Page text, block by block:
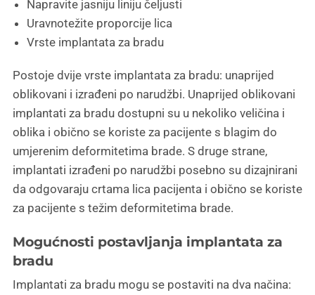
Napravite jasniju liniju čeljusti
Uravnotežite proporcije lica
Vrste implantata za bradu
Postoje dvije vrste implantata za bradu: unaprijed
oblikovani i izrađeni po narudžbi. Unaprijed oblikovani
implantati za bradu dostupni su u nekoliko veličina i
oblika i obično se koriste za pacijente s blagim do
umjerenim deformitetima brade. S druge strane,
implantati izrađeni po narudžbi posebno su dizajnirani
da odgovaraju crtama lica pacijenta i obično se koriste
za pacijente s težim deformitetima brade.
Mogućnosti postavljanja implantata za
bradu
Implantati za bradu mogu se postaviti na dva načina: